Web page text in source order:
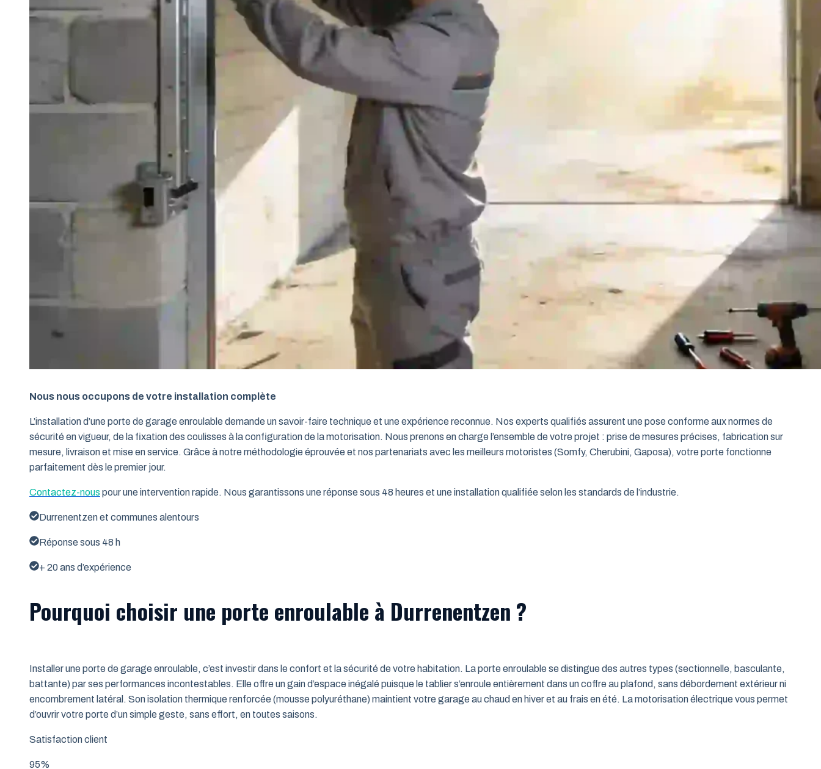
Nous nous occupons de votre installation complète
L’installation d’une porte de garage enroulable demande un savoir-faire technique et une expérience reconnue. Nos experts qualifiés assurent une pose conforme aux normes de
sécurité en vigueur, de la fixation des coulisses à la configuration de la motorisation. Nous prenons en charge l’ensemble de votre projet : prise de mesures précises, fabrication sur
mesure, livraison et mise en service. Grâce à notre méthodologie éprouvée et nos partenariats avec les meilleurs motoristes (Somfy, Cherubini, Gaposa), votre porte fonctionne
parfaitement dès le premier jour.
Contactez-nous pour une intervention rapide. Nous garantissons une réponse sous 48 heures et une installation qualifiée selon les standards de l’industrie.
Durrenentzen et communes alentours
Réponse sous 48 h
+ 20 ans d’expérience
Pourquoi choisir une porte enroulable à Durrenentzen ?
Installer une porte de garage enroulable, c’est investir dans le confort et la sécurité de votre habitation. La porte enroulable se distingue des autres types (sectionnelle, basculante,
battante) par ses performances incontestables. Elle offre un gain d’espace inégalé puisque le tablier s’enroule entièrement dans un coffre au plafond, sans débordement extérieur ni
encombrement latéral. Son isolation thermique renforcée (mousse polyuréthane) maintient votre garage au chaud en hiver et au frais en été. La motorisation électrique vous permet
d’ouvrir votre porte d’un simple geste, sans effort, en toutes saisons.
Satisfaction client
95%